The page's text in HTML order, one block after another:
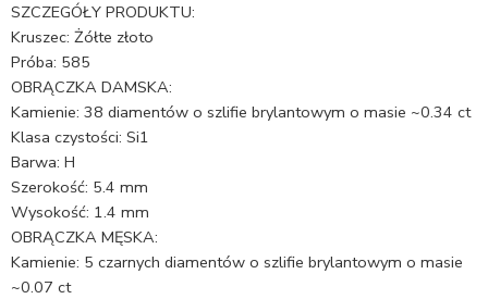
SZCZEGÓŁY PRODUKTU:
Kruszec: Żółte złoto
Próba: 585
OBRĄCZKA DAMSKA:
Kamienie: 38 diamentów o szlifie brylantowym o masie ~0.34 ct
Klasa czystości: Si1
Barwa: H
Szerokość: 5.4 mm
Wysokość: 1.4 mm
OBRĄCZKA MĘSKA:
Kamienie: 5 czarnych diamentów o szlifie brylantowym o masie
~0.07 ct